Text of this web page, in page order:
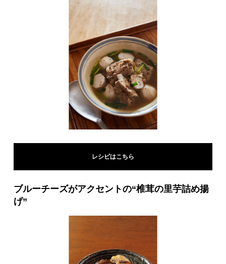
レシピはこちら
ブルーチーズがアクセントの“椎茸の里芋詰め揚
げ”